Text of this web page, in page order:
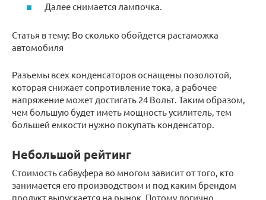
Далее снимается лампочка.
Статья в тему: Во сколько обойдется растаможка
автомобиля
Разъемы всех конденсаторов оснащены позолотой,
которая снижает сопротивление тока, а рабочее
напряжение может достигать 24 Вольт. Таким образом,
чем большую будет иметь мощность усилитель, тем
большей емкости нужно покупать конденсатор.
Небольшой рейтинг
Стоимость сабвуфера во многом зависит от того, кто
занимается его производством и под каким брендом
продукт выпускается на рынок. Потому логично